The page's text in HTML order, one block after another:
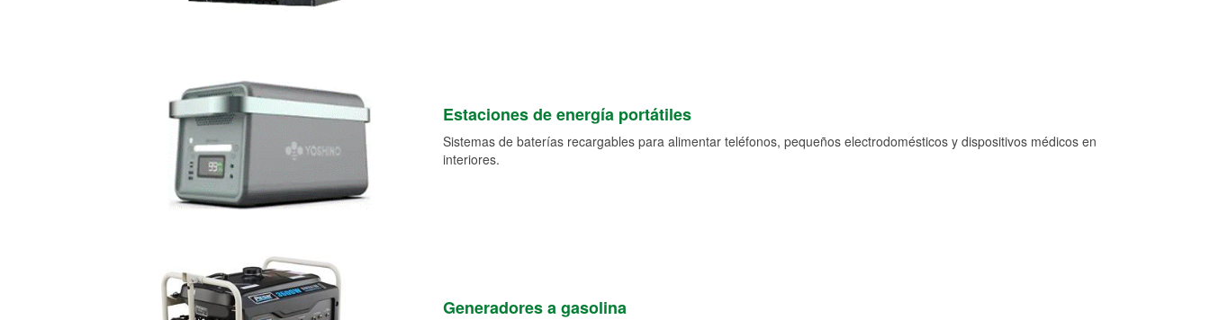
Estaciones de energía portátiles
Sistemas de baterías recargables para alimentar teléfonos, pequeños electrodomésticos y dispositivos médicos en
interiores.
Generadores a gasolina